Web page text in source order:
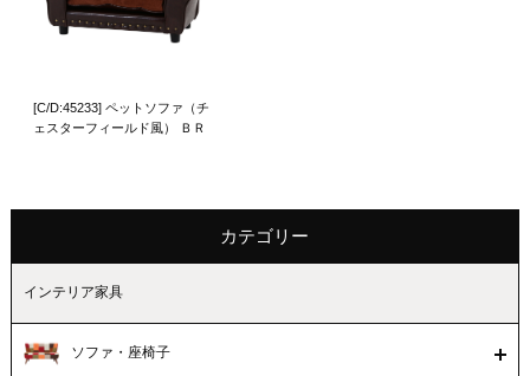
[C/D:45233] ペットソファ（チ
ェスターフィールド風） ＢＲ
カテゴリー
インテリア家具
ソファ・座椅子